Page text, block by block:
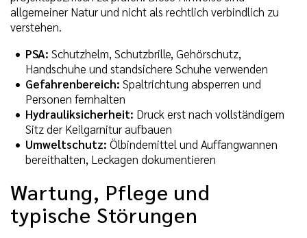
allgemeiner Natur und nicht als rechtlich verbindlich zu
verstehen.
PSA: Schutzhelm, Schutzbrille, Gehörschutz,
Handschuhe und standsichere Schuhe verwenden
Gefahrenbereich: Spaltrichtung absperren und
Personen fernhalten
Hydrauliksicherheit: Druck erst nach vollständigem
Sitz der Keilgarnitur aufbauen
Umweltschutz: Ölbindemittel und Auffangwannen
bereithalten, Leckagen dokumentieren
Wartung, Pflege und
typische Störungen